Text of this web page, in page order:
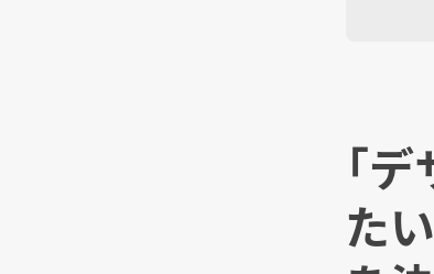
「
た